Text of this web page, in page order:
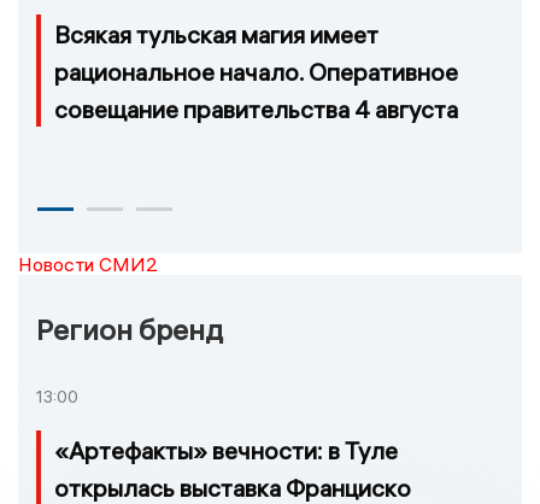
Всякая тульская магия имеет
рациональное начало. Оперативное
совещание правительства 4 августа
Новости СМИ2
Регион бренд
13:00
«Артефакты» вечности: в Туле
открылась выставка Франциско